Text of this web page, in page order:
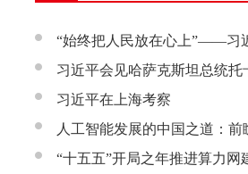
“始终把人民放在心上”——习
赴辽宁看望慰问基层干部群众
习近平会见哈萨克斯坦总统托
习近平在上海考察
人工智能发展的中国之道：前
“十五五”开局之年推进算力网